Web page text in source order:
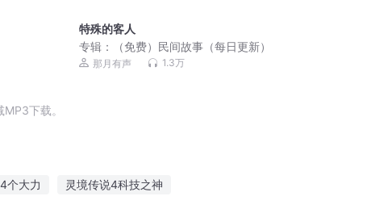
特殊的客人
专辑：
（免费）民间故事（每日更新）
那月有声 1.3万
下载。
个大力 灵境传说4科技之神